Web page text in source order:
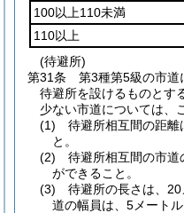
100以上110未満
110以上
(待避所)
第31条
第3種第5級の市道
待避所を設けるものとす
少ない市道については、
(1)
待避所相互間の距離
と。
(2)
待避所相互間の市道
ができること。
(3)
待避所の長さは、
道の幅員は、5メートル